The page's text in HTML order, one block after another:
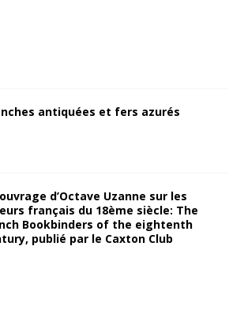
antiquées et fers azurés
d’Octave Uzanne sur les
français du 18ème siècle: The
Bookbinders of the eightenth
publié par le Caxton Club